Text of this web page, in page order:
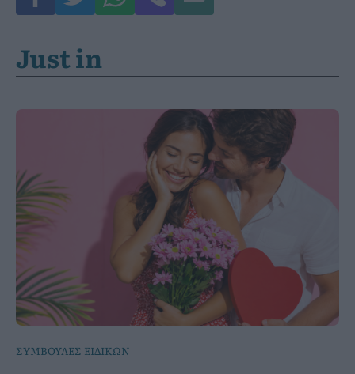
Just in
ΣΥΜΒΟΥΛΕΣ ΕΙΔΙΚΩΝ